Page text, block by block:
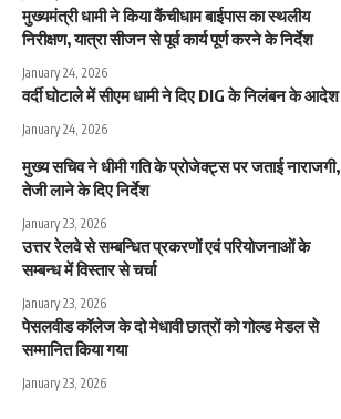
मुख्यमंत्री धामी ने किया कैंचीधाम बाईपास का स्थलीय
निरीक्षण, यात्रा सीजन से पूर्व कार्य पूर्ण करने के निर्देश
January 24, 2026
वर्दी घोटाले में सीएम धामी ने दिए DIG के निलंबन के आदेश
January 24, 2026
मुख्य सचिव ने धीमी गति के प्रोजेक्ट्स पर जताई नाराजगी,
तेजी लाने के दिए निर्देश
January 23, 2026
उत्तर रेलवे से सम्बन्धित प्रकरणों एवं परियोजनाओं के
सम्बन्ध में विस्तार से चर्चा
January 23, 2026
पेसलवीड कॉलेज के दो मेधावी छात्रों को गोल्ड मेडल से
सम्मानित किया गया
January 23, 2026